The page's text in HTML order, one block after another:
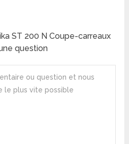
ST 200 N Coupe-carreaux
question